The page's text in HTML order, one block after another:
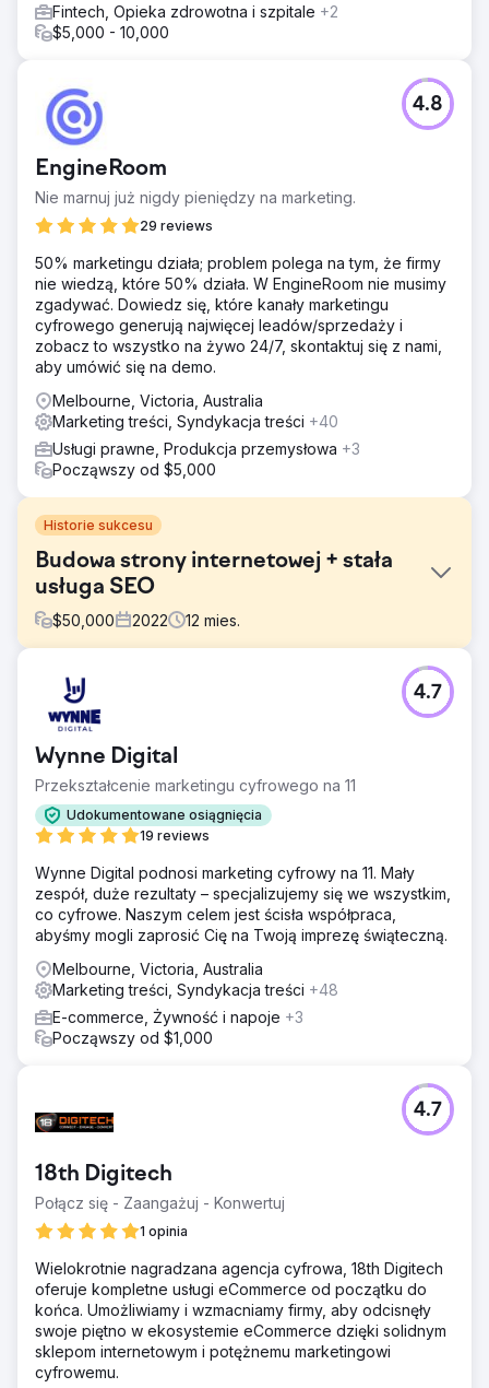
Fintech, Opieka zdrowotna i szpitale +2
$5,000 - 10,000
EngineRoom
Nie marnuj już nigdy pieniędzy na marketing.
29 reviews
4.8
50% marketingu działa; problem polega na tym, że firmy
nie wiedzą, które 50% działa. W EngineRoom nie musimy
zgadywać. Dowiedz się, które kanały marketingu
cyfrowego generują najwięcej leadów/sprzedaży i
zobacz to wszystko na żywo 24/7, skontaktuj się z nami,
aby umówić się na demo.
Melbourne, Victoria, Australia
Marketing treści, Syndykacja treści +40
Usługi prawne, Produkcja przemysłowa +3
Począwszy od $5,000
Historie sukcesu
Budowa strony internetowej + stała
usługa SEO
$50,000 2022 12 mies.
Problem
AFGRI Equipment prowadzi 19 oddziałów w regionie WA,
obejmującym Wheatbelt, Goldfields, Great Southern i
Midwest. Ich przestarzała strona internetowa nie
odzwierciedlała skali ani profesjonalizmu firmy i nie
generowała wysokiej jakości zapytań o sprzedaż online.
Potrzebowali partnera, który rozumiałby zarówno
projektowanie, jak i SEO dla dużej, wielooddziałowej
działalności.
Rozwiązanie
PWD przebudowało witrynę AFGRI od podstaw —
nowoczesne UX, usprawniona nawigacja i lepsze
pokrycie zlokalizowanych oddziałów i usług. Po
uruchomieniu rozpoczęliśmy strategię SEO, korzystając z
SEMrush do badania słów kluczowych, audytów
technicznych i ciągłej optymalizacji. Cel: zwiększenie
zapytań sprzedażowych za pośrednictwem
wyszukiwania organicznego w całym zasięgu
AFGRI odnotowało wyraźny wzrost jakościowych zapytań
o sprzedaż po uruchomieniu. Wydajność SEO stale się
poprawiała we wszystkich głównych obszarach usług, a
organiczne leady znacznie wzrosły. Tim, ich specjalista
ds. komunikacji marketingowej, powiedział, że cały
zespół w PWD „opiekował się nami od początku do
końca”. Chwalił autentyczną troskę agencji i
kompleksowe wsparcie — „To nie jest tylko jedna lub
dwie osoby, to cały zespół pracujący nad tym, abyś był
zadowolony”. https://pwd.wistia.com/medias/47qy8nysdt
Przejdź do strony agencji
Wynne Digital
Przekształcenie marketingu cyfrowego na 11
Udokumentowane osiągnięcia
19 reviews
4.7
Wynne Digital podnosi marketing cyfrowy na 11. Mały
zespół, duże rezultaty – specjalizujemy się we wszystkim,
co cyfrowe. Naszym celem jest ścisła współpraca,
abyśmy mogli zaprosić Cię na Twoją imprezę świąteczną.
Melbourne, Victoria, Australia
Marketing treści, Syndykacja treści +48
E-commerce, Żywność i napoje +3
Począwszy od $1,000
18th Digitech
Połącz się - Zaangażuj - Konwertuj
1 opinia
4.7
Wielokrotnie nagradzana agencja cyfrowa, 18th Digitech
oferuje kompletne usługi eCommerce od początku do
końca. Umożliwiamy i wzmacniamy firmy, aby odcisnęły
swoje piętno w ekosystemie eCommerce dzięki solidnym
sklepom internetowym i potężnemu marketingowi
cyfrowemu.